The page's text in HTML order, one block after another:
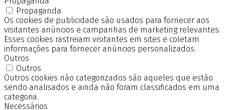
Propaganda
Os cookies de publicidade são usados para fornecer aos
visitantes anúncios e campanhas de marketing relevantes.
Esses cookies rastreiam visitantes em sites e coletam
informações para fornecer anúncios personalizados.
Outros
Outros
Outros cookies não categorizados são aqueles que estão
sendo analisados e ainda não foram classificados em uma
categoria.
Necessários